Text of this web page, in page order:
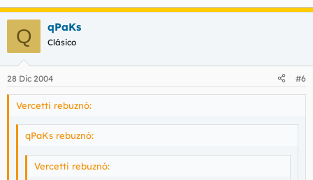
Q qPaKs
Clásico
28 Dic 2004 #6
Vercetti rebuznó:
qPaKs rebuznó:
Vercetti rebuznó: